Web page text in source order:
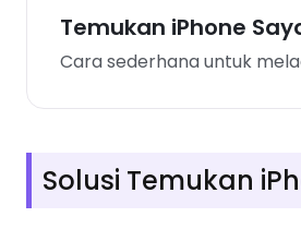
Temukan iPhone
Cara sederhana untuk
Solusi Temukan